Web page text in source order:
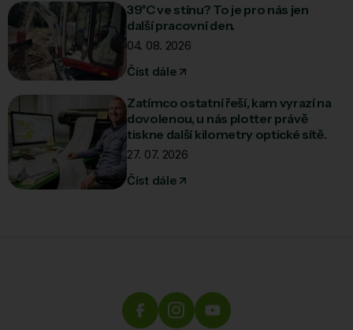
39°C ve stínu? To je pro nás jen
další pracovní den.
04. 08. 2026
Číst dále
Zatímco ostatní řeší, kam vyrazí na
dovolenou, u nás plotter právě
tiskne další kilometry optické sítě.
27. 07. 2026
Číst dále